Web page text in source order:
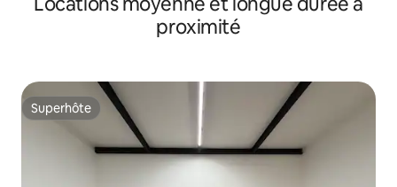
proximité
Superhôte
Superhôte